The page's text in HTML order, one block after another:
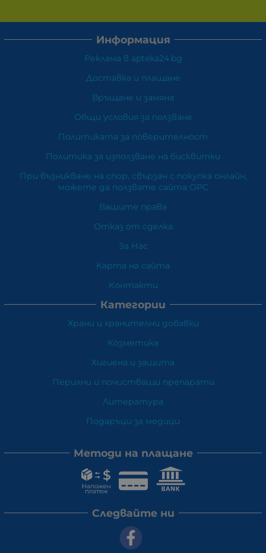
Информация
Реклама в apteka24.bg
Доставка и плащане
Връщане и замяна
Общи условия за ползване
Политиката за поверителност
Политика за използване на бисквитки
При възникване на спор, свързан с покупка онлайн,
можете да ползвате сайта ОРС
Вашите права
Отказ от сделка
За Нас
Карта на сайта
Контакти
Категории
Храни и хранителни добавки
Козметика
Хигиена и защита
Перилни и почистващи препарати
Литература
Подаръци за медици
Методи на плащане
Следвайте ни